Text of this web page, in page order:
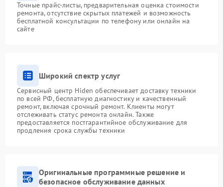
Точные прайс-листы, предварительная оценка стоимости
ремонта, отсутствие скрытых платежей и возможность
бесплатной консультации по телефону или онлайн на
сайте
Широкий спектр услуг
Сервисный центр Hiden обеспечивает доставку техники
по всей РФ, бесплатную диагностику и качественный
ремонт, включая срочный ремонт. Клиенты могут
отслеживать статус ремонта онлайн. Также
предоставляется постгарантийное обслуживание для
продления срока службы техники
Оригинальные программные решение и
безопасное обслуживание данных